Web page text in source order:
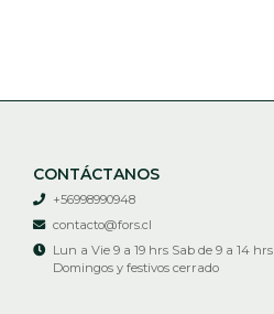
CONTÁCTANOS
+56998990948
contacto@fors.cl
Lun a Vie 9 a 19 hrs Sab de 9 a 14 hrs
Domingos y festivos cerrado